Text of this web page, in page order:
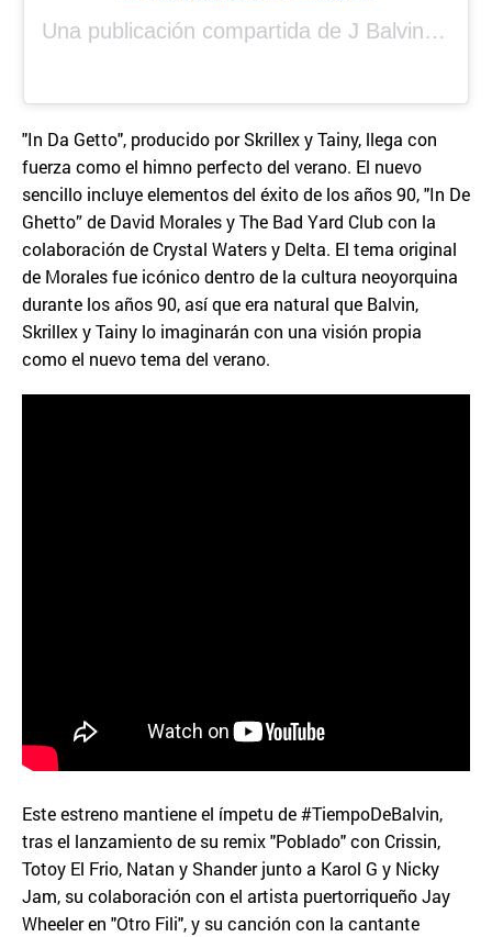
Una publicación compartida de J Balvin (@jbalvin)
"In Da Getto", producido por Skrillex y Tainy, llega con
fuerza como el himno perfecto del verano. El nuevo
sencillo incluye elementos del éxito de los años 90, "In De
Ghetto” de David Morales y The Bad Yard Club con la
colaboración de Crystal Waters y Delta. El tema original
de Morales fue icónico dentro de la cultura neoyorquina
durante los años 90, así que era natural que Balvin,
Skrillex y Tainy lo imaginarán con una visión propia
como el nuevo tema del verano.
Este estreno mantiene el ímpetu de #TiempoDeBalvin,
tras el lanzamiento de su remix "Poblado" con Crissin,
Totoy El Frio, Natan y Shander junto a Karol G y Nicky
Jam, su colaboración con el artista puertorriqueño Jay
Wheeler en "Otro Fili", y su canción con la cantante